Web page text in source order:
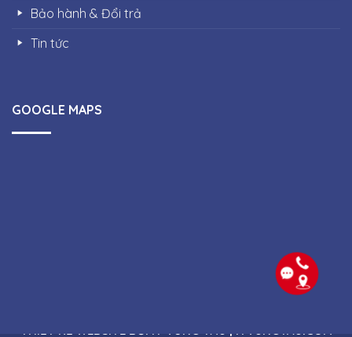
Bảo hành & Đổi trả
Tin tức
GOOGLE MAPS